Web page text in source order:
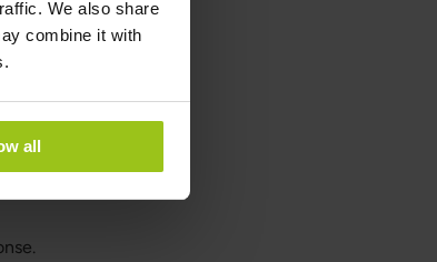
We also share
combine it with
all
og